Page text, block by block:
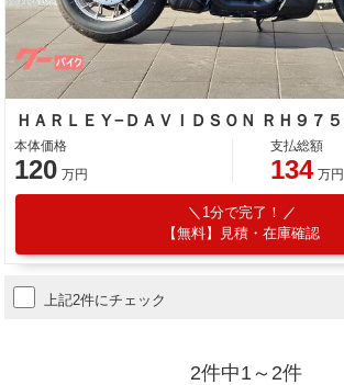
本体価格
120 万円
支払総額
134 万円
1分で完了！
【無料】見積・在庫確認
上記2件にチェック
2件中1～2件